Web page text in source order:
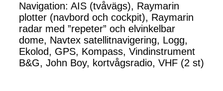
Navigation: AIS (tvåvägs), Raymarin
plotter (navbord och cockpit), Raymarin
radar med ”repeter” och elvinkelbar
dome, Navtex satellitnavigering, Logg,
Ekolod, GPS, Kompass, Vindinstrument
B&G, John Boy, kortvågsradio, VHF (2 st)